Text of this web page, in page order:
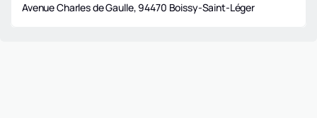
Avenue Charles de Gaulle, 94470 Boissy-Saint-Léger